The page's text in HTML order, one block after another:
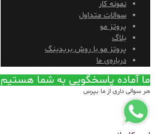
نمونه کار
سوالات متداول
پروتز مو
بلاگ
پروتز مو با روش بریدینگ
درباره‌ی ما
ما آماده پاسخگویی به شما هستیم
هر سوالی داری از ما بپرس